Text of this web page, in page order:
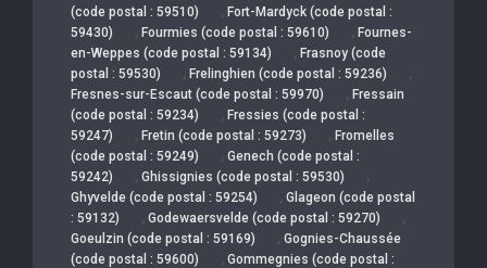
(code postal : 59510)
, Fort-Mardyck (code postal :
59430)
, Fourmies (code postal : 59610) , Fournes-
en-Weppes (code postal : 59134)
, Frasnoy (code
postal : 59530)
, Frelinghien (code postal : 59236) ,
Fresnes-sur-Escaut (code postal : 59970) , Fressain
(code postal : 59234)
, Fressies (code postal :
59247)
, Fretin (code postal : 59273) , Fromelles
(code postal : 59249)
, Genech (code postal :
59242)
, Ghissignies (code postal : 59530) ,
Ghyvelde (code postal : 59254) , Glageon (code postal
: 59132)
, Godewaersvelde (code postal : 59270) ,
Goeulzin (code postal : 59169) , Gognies-Chaussée
(code postal : 59600)
, Gommegnies (code postal :